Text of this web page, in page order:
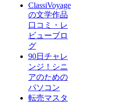
ClassiVoyage
の文学作品
口コミ・レ
ビューブロ
グ
90日チャレ
ンジ！シニ
アのための
パソコン
転売マスタ